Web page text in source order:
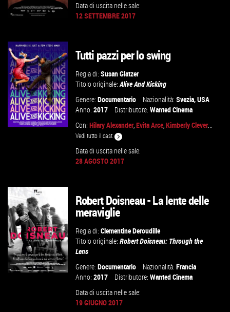
GUARDA IL TRAILER
VAI ALLA SCHEDA
Data di uscita nelle sale:
12 SETTEMBRE 2017
Tutti pazzi per lo swing
Regia di:Susan Glatzer
Titolo originale:Alive And Kicking
Genere:Documentario Nazionalità:Svezia,USA
Anno:2017 Distributore:Wanted Cinema
Con:Hilary Alexander,Evita Arce ,Kimberly Clever...
Vedi tutto il cast
Data di uscita nelle sale:
28 AGOSTO 2017
Robert Doisneau - La lente delle
meraviglie
Regia di:Clementine Deroudille
Titolo originale:Robert Doisneau: Through the
Lens
Genere:Documentario Nazionalità:Francia
Anno:2017 Distributore:Wanted Cinema
Data di uscita nelle sale:
19 GIUGNO 2017